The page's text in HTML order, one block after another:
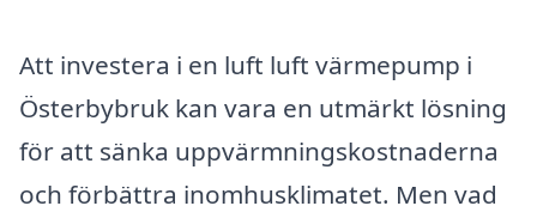
Att investera i en luft luft värmepump i
Österbybruk kan vara en utmärkt lösning
för att sänka uppvärmningskostnaderna
och förbättra inomhusklimatet. Men vad